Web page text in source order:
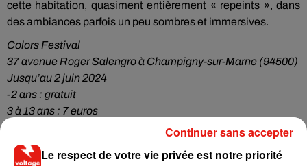
cette habitation, quasiment entièrement « repeints », dans
des ambiances parfois un peu sombres et immersives.
Colors Festival
37 avenue Roger Salengro à Champigny-sur-Marne (94500)
Jusqu’au 2 juin 2024
-2 ans : gratuit
3 à 13 ans : 7 euros
Le respect de votre vie privée est notre priorité
Continuer sans accepter